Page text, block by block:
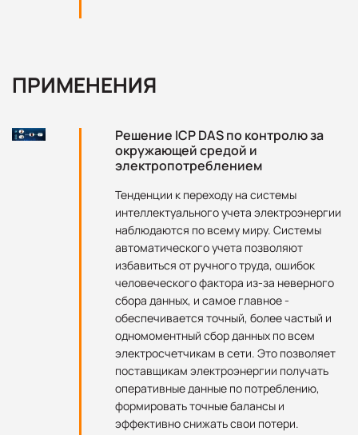
ПРИМЕНЕНИЯ
Решение ICP DAS по контролю за
окружающей средой и
электропотреблением
Тенденции к переходу на системы
интеллектуального учета электроэнергии
наблюдаются по всему миру. Системы
автоматического учета позволяют
избавиться от ручного труда, ошибок
человеческого фактора из-за неверного
сбора данных, и самое главное -
обеспечивается точный, более частый и
одномоментный сбор данных по всем
электросчетчикам в сети. Это позволяет
поставщикам электроэнергии получать
оперативные данные по потреблению,
формировать точные балансы и
эффективно снижать свои потери.